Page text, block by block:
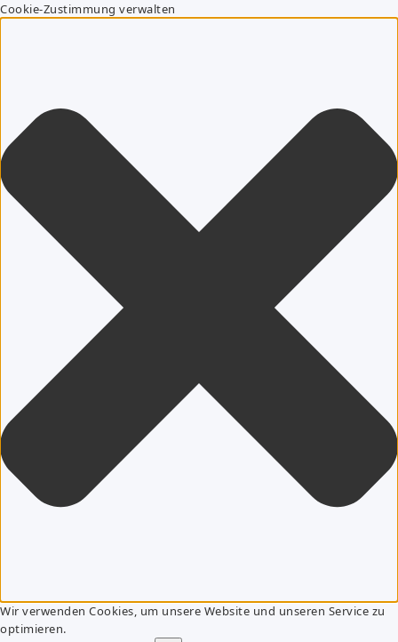
Cookie-Zustimmung verwalten
Wir verwenden Cookies, um unsere Website und unseren Service zu
optimieren.